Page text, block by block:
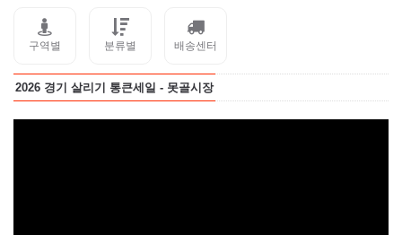
구역별 분류별 배송센터
2026 경기 살리기 통큰세일 - 못골시장